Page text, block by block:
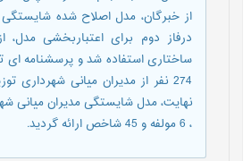
از خبرگان، مدل اصلاح شده
درفاز دوم برای اعتباربخشی مدل،
ساختاری استفاده شد و پرسشنامه ای
274 نفر از مدیران میانی شهرداری
، 6 مولفه و 45 شاخص ارائه گردید.